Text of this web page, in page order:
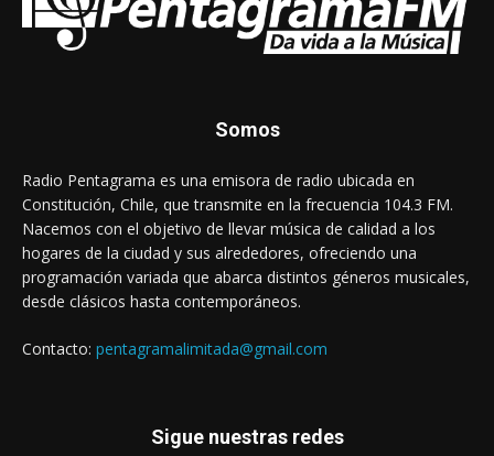
Somos
Radio Pentagrama es una emisora de radio ubicada en
Constitución, Chile, que transmite en la frecuencia 104.3 FM.
Nacemos con el objetivo de llevar música de calidad a los
hogares de la ciudad y sus alrededores, ofreciendo una
programación variada que abarca distintos géneros musicales,
desde clásicos hasta contemporáneos.
Contacto: pentagramalimitada@gmail.com
Sigue nuestras redes